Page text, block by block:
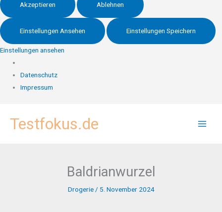
Akzeptieren Ablehnen
Einstellungen Ansehen Einstellungen Speichern
Einstellungen ansehen
Datenschutz
Impressum
InhaltTestfokus.de
Baldrianwurzel
Drogerie/ 5. November 2024